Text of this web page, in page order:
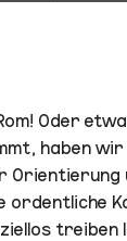
für
Corporate
Oder
haben
ordentliche
treiben